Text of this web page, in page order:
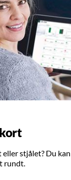
stjålet? Du
rundt.